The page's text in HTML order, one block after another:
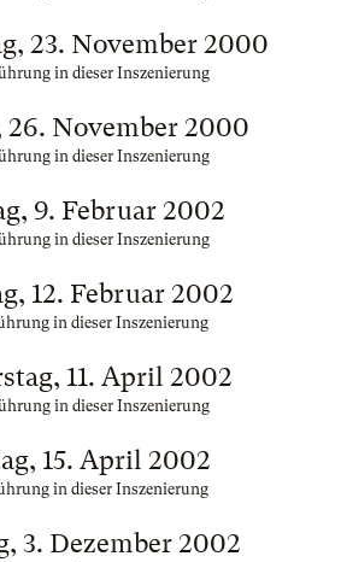
23. November 2000
in dieser Inszenierung
26. November 2000
in dieser Inszenierung
9. Februar 2002
in dieser Inszenierung
12. Februar 2002
in dieser Inszenierung
11. April 2002
in dieser Inszenierung
15. April 2002
in dieser Inszenierung
3. Dezember 2002